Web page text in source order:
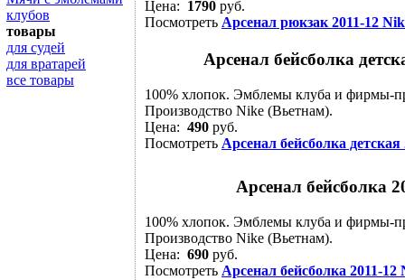
Цена: 1790 руб.
Посмотреть Арсенал рюкзак 2011-12
Арсенал бейсболка
100% хлопок. Эмблемы клуба и фирмы-
Производство Nike (Вьетнам).
Цена: 490 руб.
Посмотреть Арсенал бейсболка
Арсенал бейсболка
100% хлопок. Эмблемы клуба и фирмы-
Производство Nike (Вьетнам).
Цена: 690 руб.
Посмотреть Арсенал бейсболка 2011-12
клубов
товары
для судей
для вратарей
все товары